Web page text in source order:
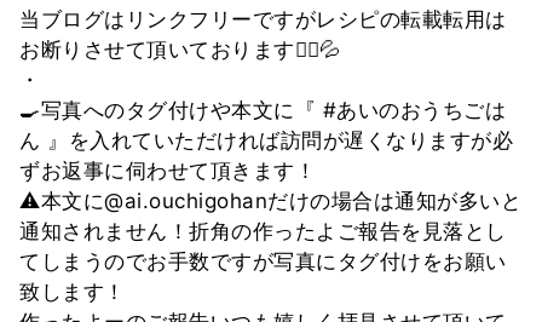
当ブログはリンクフリーですがレシピの転載転用は
お断りさせて頂いております🙇‍♀💦
・
🍳写真へのタグ付けや本文に『 #あいのおうちごは
ん 』を入れていただければ訪問が遅くなりますが必
ずお返事に伺わせて頂きます！
⚠️本文に@ai.ouchigohanだけの場合は通知が多いと
通知されません！折角の作ったよご報告を見落とし
てしまうのでお手数ですが写真にタグ付けをお願い
致します！